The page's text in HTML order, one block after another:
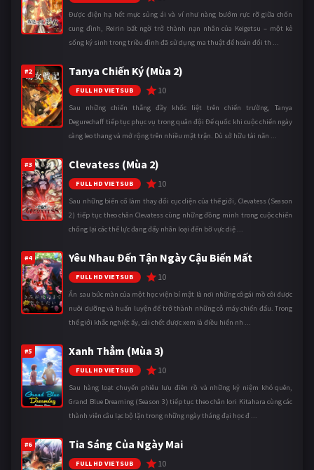
Được điện hạ hết mực sủng ái và ví như nàng bướm rực rỡ giữa chốn
cung đình, Reirin bất ngờ trở thành nạn nhân của Keigetsu – một kẻ
sống ký sinh trong triều đình đã sử dụng ma thuật để hoán đổi th ...
#2 Tanya Chiến Ký (Mùa 2)
FULL HD VIETSUB 10
Sau những chiến thắng đầy khốc liệt trên chiến trường, Tanya
Degurechaff tiếp tục phục vụ trong quân đội Đế quốc khi cuộc chiến ngày
càng leo thang và mở rộng trên nhiều mặt trận. Dù sở hữu tài năn ...
#3 Clevatess (Mùa 2)
FULL HD VIETSUB 10
Sau những biến cố làm thay đổi cục diện của thế giới, Clevatess (Season
2) tiếp tục theo chân Clevatess cùng những đồng minh trong cuộc chiến
chống lại các thế lực đang đẩy nhân loại đến bờ vực diệ ...
#4 Yêu Nhau Đến Tận Ngày Cậu Biến Mất
FULL HD VIETSUB 10
Ẩn sau bức màn của một học viện bí mật là nơi những cô gái mồ côi được
nuôi dưỡng và huấn luyện để trở thành những cỗ máy chiến đấu. Trong
thế giới khắc nghiệt ấy, cái chết được xem là điều hiển nh ...
#5 Xanh Thẳm (Mùa 3)
FULL HD VIETSUB 10
Sau hàng loạt chuyến phiêu lưu điên rồ và những kỷ niệm khó quên,
Grand Blue Dreaming (Season 3) tiếp tục theo chân Iori Kitahara cùng các
thành viên câu lạc bộ lặn trong những ngày tháng đại học đ ...
#6 Tia Sáng Của Ngày Mai
FULL HD VIETSUB 10